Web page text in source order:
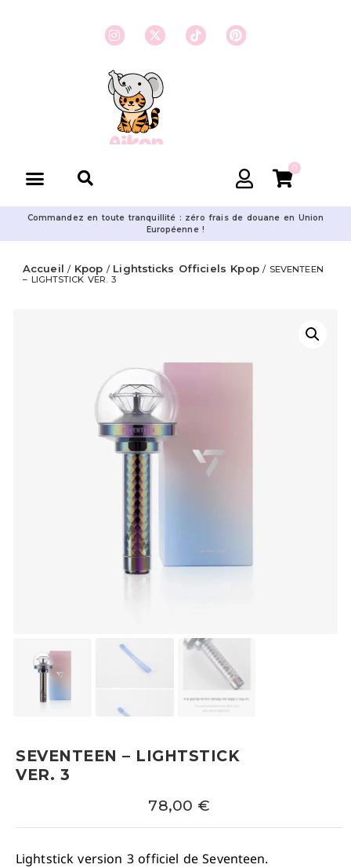
0
Commandez en toute tranquillité : zéro frais de douane en Union
Européenne !
Accueil / Kpop / Lightsticks Officiels Kpop/ SEVENTEEN
– LIGHTSTICK VER. 3
SEVENTEEN – LIGHTSTICK
VER. 3
78,00 €
Lightstick version 3 officiel de Seventeen.